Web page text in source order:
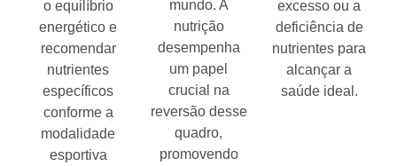
o equilíbrio
energético e
recomendar
nutrientes
específicos
conforme a
modalidade
esportiva
mundo. A
nutrição
desempenha
um papel
crucial na
reversão desse
quadro,
promovendo
excesso ou a
deficiência de
nutrientes para
alcançar a
saúde ideal.